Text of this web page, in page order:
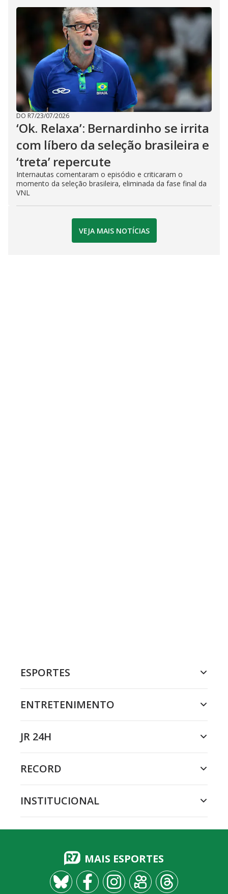
DO R7/23/07/2026
‘Ok. Relaxa’: Bernardinho se irrita
com líbero da seleção brasileira e
‘treta’ repercute
Internautas comentaram o episódio e criticaram o
momento da seleção brasileira, eliminada da fase final da
VNL
VEJA MAIS NOTÍCIAS
ESPORTES
ENTRETENIMENTO
JR 24H
RECORD
INSTITUCIONAL
MAIS ESPORTES